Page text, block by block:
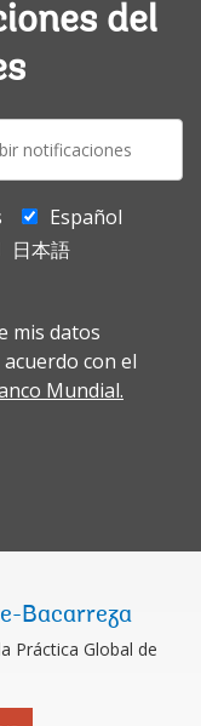
del
Español
日本語
mis datos
con el
Mundial.
Bacarreza
Práctica Global de